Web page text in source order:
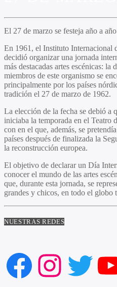
El 27 de marzo se festeja año a
En 1961, el Instituto Internacional
decidió organizar una jornada
más destacadas artes escénicas: la
miembros de este organismo se
principalmente por los países
tradición el 27 de marzo de 1962.
La elección de la fecha se debió a
iniciaba la temporada en el Teatro
con en el que, además, se
países después de finalizada la
la reconstrucción europea.
El objetivo de declarar un Día
conocer el mundo de las artes
que, durante esta jornada, se
grandes y chicos, en todo el globo
NUESTRAS REDES
Facebook